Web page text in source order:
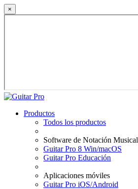
×
Productos
Todos los productos
Software de Notación Musical
Guitar Pro 8 Win/macOS
Guitar Pro Educación
Aplicaciones móviles
Guitar Pro iOS/Android